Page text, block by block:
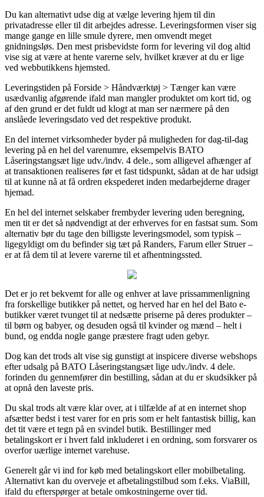
Du kan alternativt udse dig at vælge levering hjem til din
privatadresse eller til dit arbejdes adresse. Leveringsformen viser sig
mange gange en lille smule dyrere, men omvendt meget
gnidningsløs. Den mest prisbevidste form for levering vil dog altid
vise sig at være at hente varerne selv, hvilket kræver at du er lige
ved webbutikkens hjemsted.
Leveringstiden på Forside > Håndværktøj > Tænger kan være
usædvanlig afgørende ifald man mangler produktet om kort tid, og
af den grund er det fuldt ud klogt at man ser nærmere på den
anslåede leveringsdato ved det respektive produkt.
En del internet virksomheder byder på muligheden for dag-til-dag
levering på en hel del varenumre, eksempelvis BATO
Låseringstangsæt lige udv./indv. 4 dele., som alligevel afhænger af
at transaktionen realiseres før et fast tidspunkt, sådan at de har udsigt
til at kunne nå at få ordren ekspederet inden medarbejderne drager
hjemad.
En hel del internet selskaber frembyder levering uden beregning,
men tit er det så nødvendigt at der erhverves for en fastsat sum. Som
alternativ bør du tage den billigste leveringsmodel, som typisk –
ligegyldigt om du befinder sig tæt på Randers, Farum eller Struer –
er at få dem til at levere varerne til et afhentningssted.
Det er jo ret bekvemt for alle og enhver at lave prissammenligning
fra forskellige butikker på nettet, og herved har en hel del Bato e-
butikker været tvunget til at nedsætte priserne på deres produkter –
til børn og babyer, og desuden også til kvinder og mænd – helt i
bund, og endda nogle gange præstere fragt uden gebyr.
Dog kan det trods alt vise sig gunstigt at inspicere diverse webshops
efter udsalg på BATO Låseringstangsæt lige udv./indv. 4 dele.
forinden du gennemfører din bestilling, sådan at du er skudsikker på
at opnå den laveste pris.
Du skal trods alt være klar over, at i tilfælde af at en internet shop
afsætter bedst i test varer for en pris som er helt fantastisk billig, kan
det tit være et tegn på en svindel butik. Bestillinger med
betalingskort er i hvert fald inkluderet i en ordning, som forsvarer os
overfor uærlige internet varehuse.
Generelt går vi ind for køb med betalingskort eller mobilbetaling.
Alternativt kan du overveje et afbetalingstilbud som f.eks. ViaBill,
ifald du efterspørger at betale omkostningerne over tid.